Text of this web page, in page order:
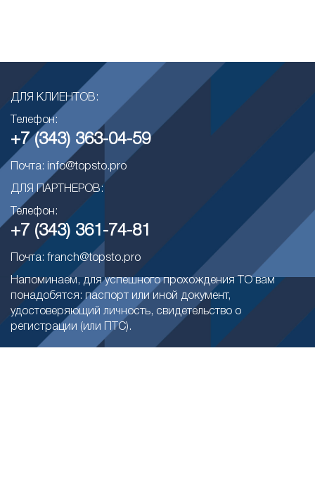
ДЛЯ КЛИЕНТОВ:
Телефон:
+7 (343) 363-04-59
Почта: info@topsto.pro
ДЛЯ ПАРТНЕРОВ:
Телефон:
+7 (343) 361-74-81
Почта: franch@topsto.pro
Напоминаем, для успешного прохождения ТО вам
понадобятся: паспорт или иной документ,
удостоверяющий личность, свидетельство о
регистрации (или ПТС).